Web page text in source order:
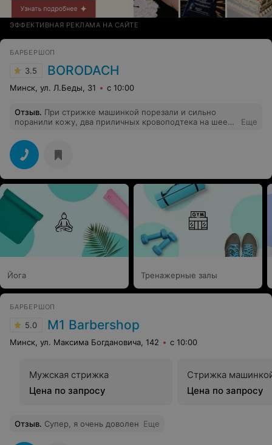
ЭФФЕКТИВНАЯ РЕКЛАМА НА САЙТЕ
БАРБЕРШОП
3.5 BORODACH
Минск, ул. Л.Беды, 31 с 10:00
Отзыв. При стрижке машинкой порезали и сильно
поранили кожу, два приличных кровоподтека на шее
еще у них не оказалось жалобной книги, что вообще
говоря является административным правонарушением
в РБ.
Еще
Йога Тренажерные залы
БАРБЕРШОП
5.0 M1 Barbershop
Минск, ул. Максима Богдановича, 142 с 10:00
Мужская стрижка
Цена по запросу
Стрижка
Цена по запросу
Отзыв. Супер, я очень доволен Еще